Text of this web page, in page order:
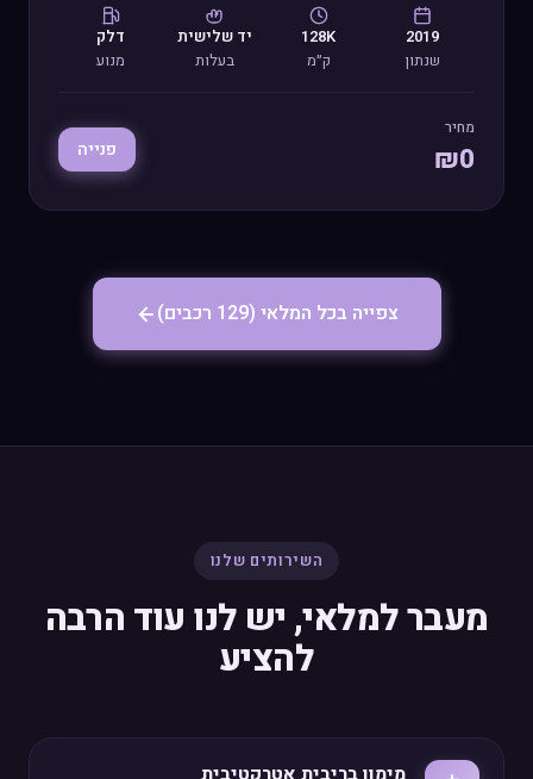
2019
שנתון
128K
ק״מ
ידשלישית
בעלות
דלק
מנוע
מחיר
₪0 פנייה
צפייה בכל המלאי (129 רכבים)
השירותים שלנו
מעבר למלאי, יש לנו עוד הרבה
להציע